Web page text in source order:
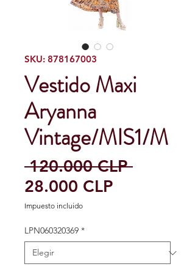
SKU: 878167003
Vestido Maxi
Aryanna
Vintage/MIS1/M
120.000 CLP Precio
28.000 CLP
Impuesto incluido
LPN060320369 *